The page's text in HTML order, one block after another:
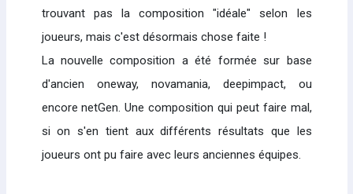
trouvant pas la composition "idéale" selon les
joueurs, mais c'est désormais chose faite !
La nouvelle composition a été formée sur base
d'ancien oneway, novamania, deepimpact, ou
encore netGen. Une composition qui peut faire mal,
si on s'en tient aux différents résultats que les
joueurs ont pu faire avec leurs anciennes équipes.